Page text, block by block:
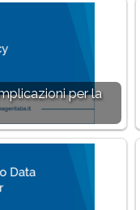
per la